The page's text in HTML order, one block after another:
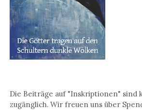
Die Beiträge auf "Inskriptionen" sind
zugänglich. Wir freuen uns über